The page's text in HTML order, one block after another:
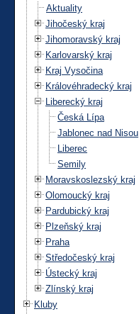
Aktuality
Jihočeský kraj
Jihomoravský kraj
Karlovarský kraj
Kraj Vysočina
Královéhradecký kraj
Liberecký kraj
Česká Lípa
Jablonec nad Nisou
Liberec
Semily
Moravskoslezský kraj
Olomoucký kraj
Pardubický kraj
Plzeňský kraj
Praha
Středočeský kraj
Ústecký kraj
Zlínský kraj
Kluby